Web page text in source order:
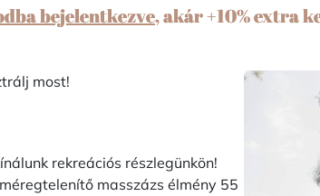
bejelentkezve, akár +10% extra
most!
rekreációs részlegünkön!
masszázs élmény 55